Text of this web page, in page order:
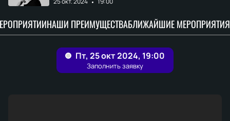
НАШИ ПРЕИМУЩЕСТВАБЛИЖАЙШИЕ МЕРОПРИЯТИЯ